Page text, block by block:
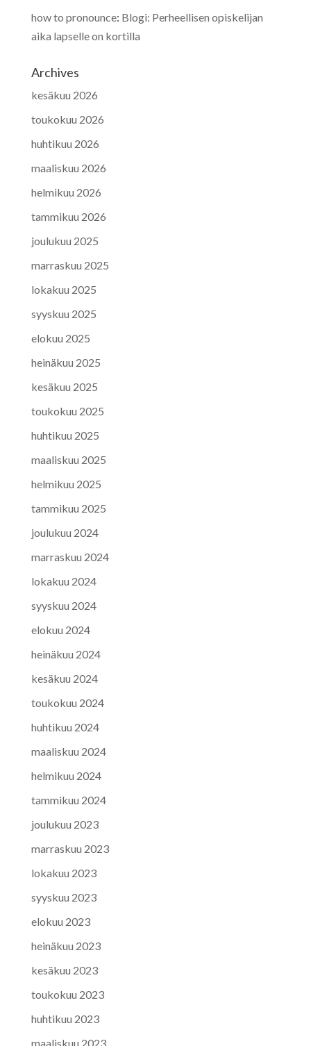
how to pronounce: Blogi: Perheellisen opiskelijan
aika lapselle on kortilla
Archives
kesäkuu 2026
toukokuu 2026
huhtikuu 2026
maaliskuu 2026
helmikuu 2026
tammikuu 2026
joulukuu 2025
marraskuu 2025
lokakuu 2025
syyskuu 2025
elokuu 2025
heinäkuu 2025
kesäkuu 2025
toukokuu 2025
huhtikuu 2025
maaliskuu 2025
helmikuu 2025
tammikuu 2025
joulukuu 2024
marraskuu 2024
lokakuu 2024
syyskuu 2024
elokuu 2024
heinäkuu 2024
kesäkuu 2024
toukokuu 2024
huhtikuu 2024
maaliskuu 2024
helmikuu 2024
tammikuu 2024
joulukuu 2023
marraskuu 2023
lokakuu 2023
syyskuu 2023
elokuu 2023
heinäkuu 2023
kesäkuu 2023
toukokuu 2023
huhtikuu 2023
maaliskuu 2023